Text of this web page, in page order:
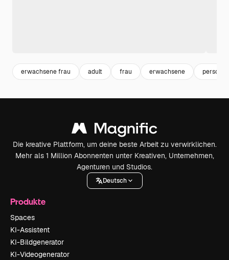
erwachsene frau adult frau erwachsene person
Die kreative Plattform, um deine beste Arbeit zu verwirklichen.
Mehr als 1 Million Abonnenten unter Kreativen, Unternehmen,
Agenturen und Studios.
Deutsch
Produkte
Spaces
KI-Assistent
KI-Bildgenerator
KI-Videogenerator